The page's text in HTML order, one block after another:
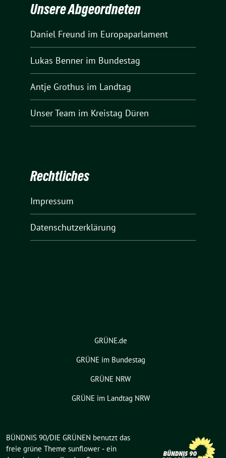
Unsere Abgeordneten
Daniel Freund im Europaparlament
Lukas Benner im Bundestag
Antje Grothus im Landtag
Unser Team im Kreistag Düren
Rechtliches
Impressum
Datenschutzerklärung
GRÜNE.de
GRÜNE im Bundestag
GRÜNE NRW
GRÜNE im Landtag NRW
BÜNDNIS 90/DIE GRÜNEN benutzt das
freie grüne Theme sunflower ‐ ein